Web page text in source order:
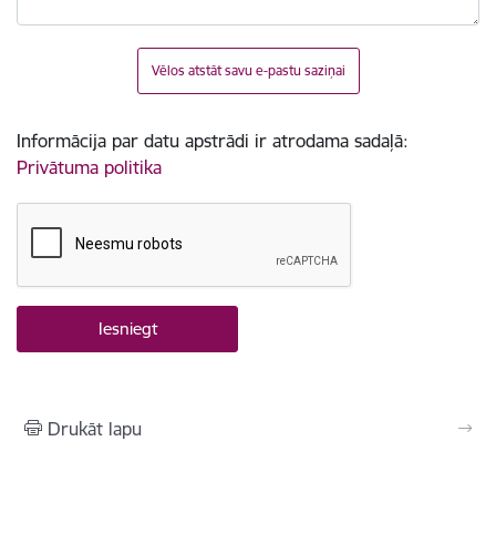
Vēlos atstāt savu e-pastu saziņai
Informācija par datu apstrādi ir atrodama sadaļā:
Privātuma politika
Drukāt lapu